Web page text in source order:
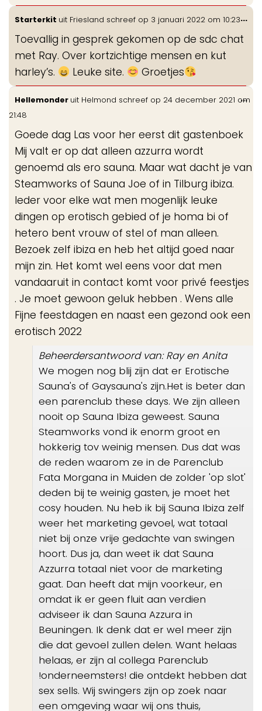
Starterkit uit Friesland schreef op 3 januari 2022 om 10:23
Toevallig in gesprek gekomen op de sdc chat
met Ray. Over kortzichtige mensen en kut
harley’s.
Leuke site. Groetjes
...
Hellemonder uit Helmond schreef op 24 december 2021 om
21:48
Goede dag Las voor her eerst dit gastenboek
Mij valt er op dat alleen azzurra wordt
genoemd als ero sauna. Maar wat dacht je van
Steamworks of Sauna Joe of in Tilburg ibiza.
Ieder voor elke wat men mogenlijk leuke
dingen op erotisch gebied of je homa bi of
hetero bent vrouw of stel of man alleen.
Bezoek zelf ibiza en heb het altijd goed naar
mijn zin. Het komt wel eens voor dat men
vandaaruit in contact komt voor privé feestjes
. Je moet gewoon geluk hebben . Wens alle
Fijne feestdagen en naast een gezond ook een
erotisch 2022
Beheerdersantwoord van: Ray en Anita
We mogen nog blij zijn dat er Erotische
Sauna's of Gaysauna's zijn.Het is beter dan
een parenclub these days. We zijn alleen
nooit op Sauna Ibiza geweest. Sauna
Steamworks vond ik enorm groot en
hokkerig tov weinig mensen. Dus dat was
de reden waarom ze in de Parenclub
Fata Morgana in Muiden de zolder 'op slot'
deden bij te weinig gasten, je moet het
cosy houden. Nu heb ik bij Sauna Ibiza zelf
weer het marketing gevoel, wat totaal
niet bij onze vrije gedachte van swingen
hoort. Dus ja, dan weet ik dat Sauna
Azzurra totaal niet voor de marketing
gaat. Dan heeft dat mijn voorkeur, en
omdat ik er geen fluit aan verdien
adviseer ik dan Sauna Azzura in
Beuningen. Ik denk dat er wel meer zijn
die dat gevoel zullen delen. Want helaas
helaas, er zijn al collega Parenclub
!onderneemsters! die ontdekt hebben dat
sex sells. Wij swingers zijn op zoek naar
een omgeving waar wij ons thuis,
...